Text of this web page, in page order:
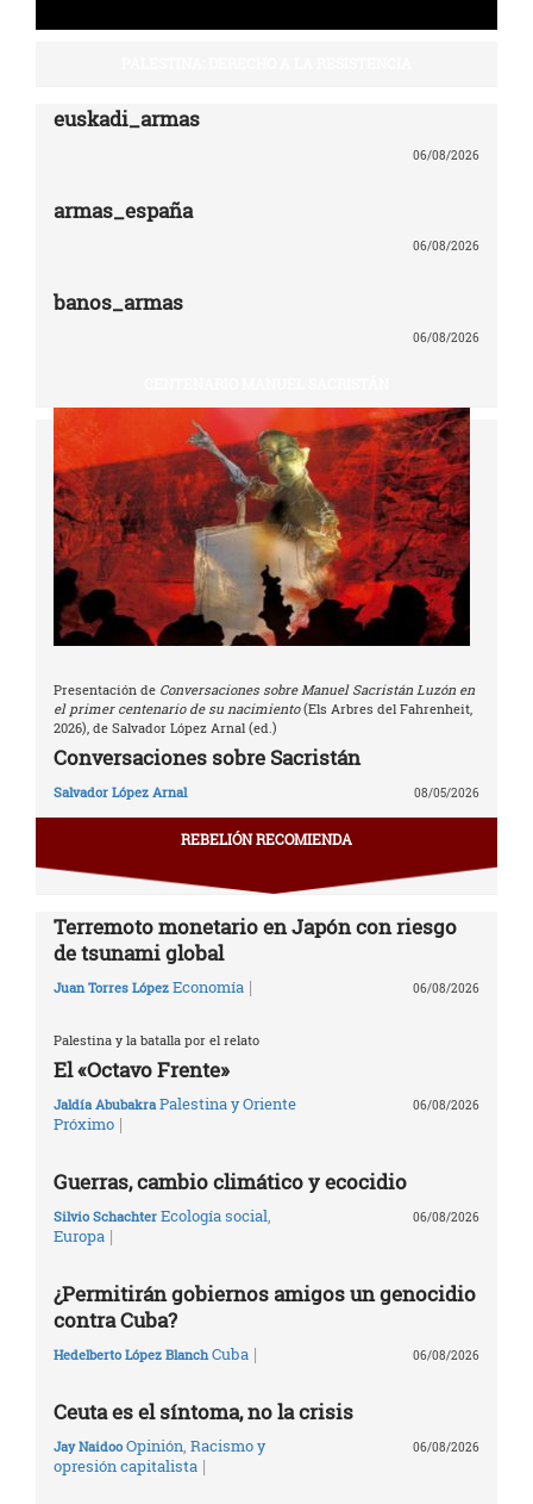
euskadi_armas
06/08/2026
armas_españa
06/08/2026
banos_armas
06/08/2026
Presentación de Conversaciones sobre Manuel Sacristán Luzón en
el primer centenario de su nacimiento(Els Arbres del Fahrenheit,
2026), de Salvador López Arnal (ed.)
Conversaciones sobre Sacristán
Salvador López Arnal 08/05/2026
REBELIÓN RECOMIENDA
Terremoto monetario en Japón con riesgo
de tsunami global
Juan Torres López Economía | 06/08/2026
Palestina y la batalla por el relato
El «Octavo Frente»
Jaldía Abubakra Palestina y Oriente
Próximo |
06/08/2026
Guerras, cambio climático y ecocidio
Silvio Schachter Ecología social,
Europa |
06/08/2026
¿Permitirán gobiernos amigos un genocidio
contra Cuba?
Hedelberto López Blanch Cuba | 06/08/2026
Ceuta es el síntoma, no la crisis
Jay Naidoo Opinión, Racismo y
opresión capitalista |
06/08/2026